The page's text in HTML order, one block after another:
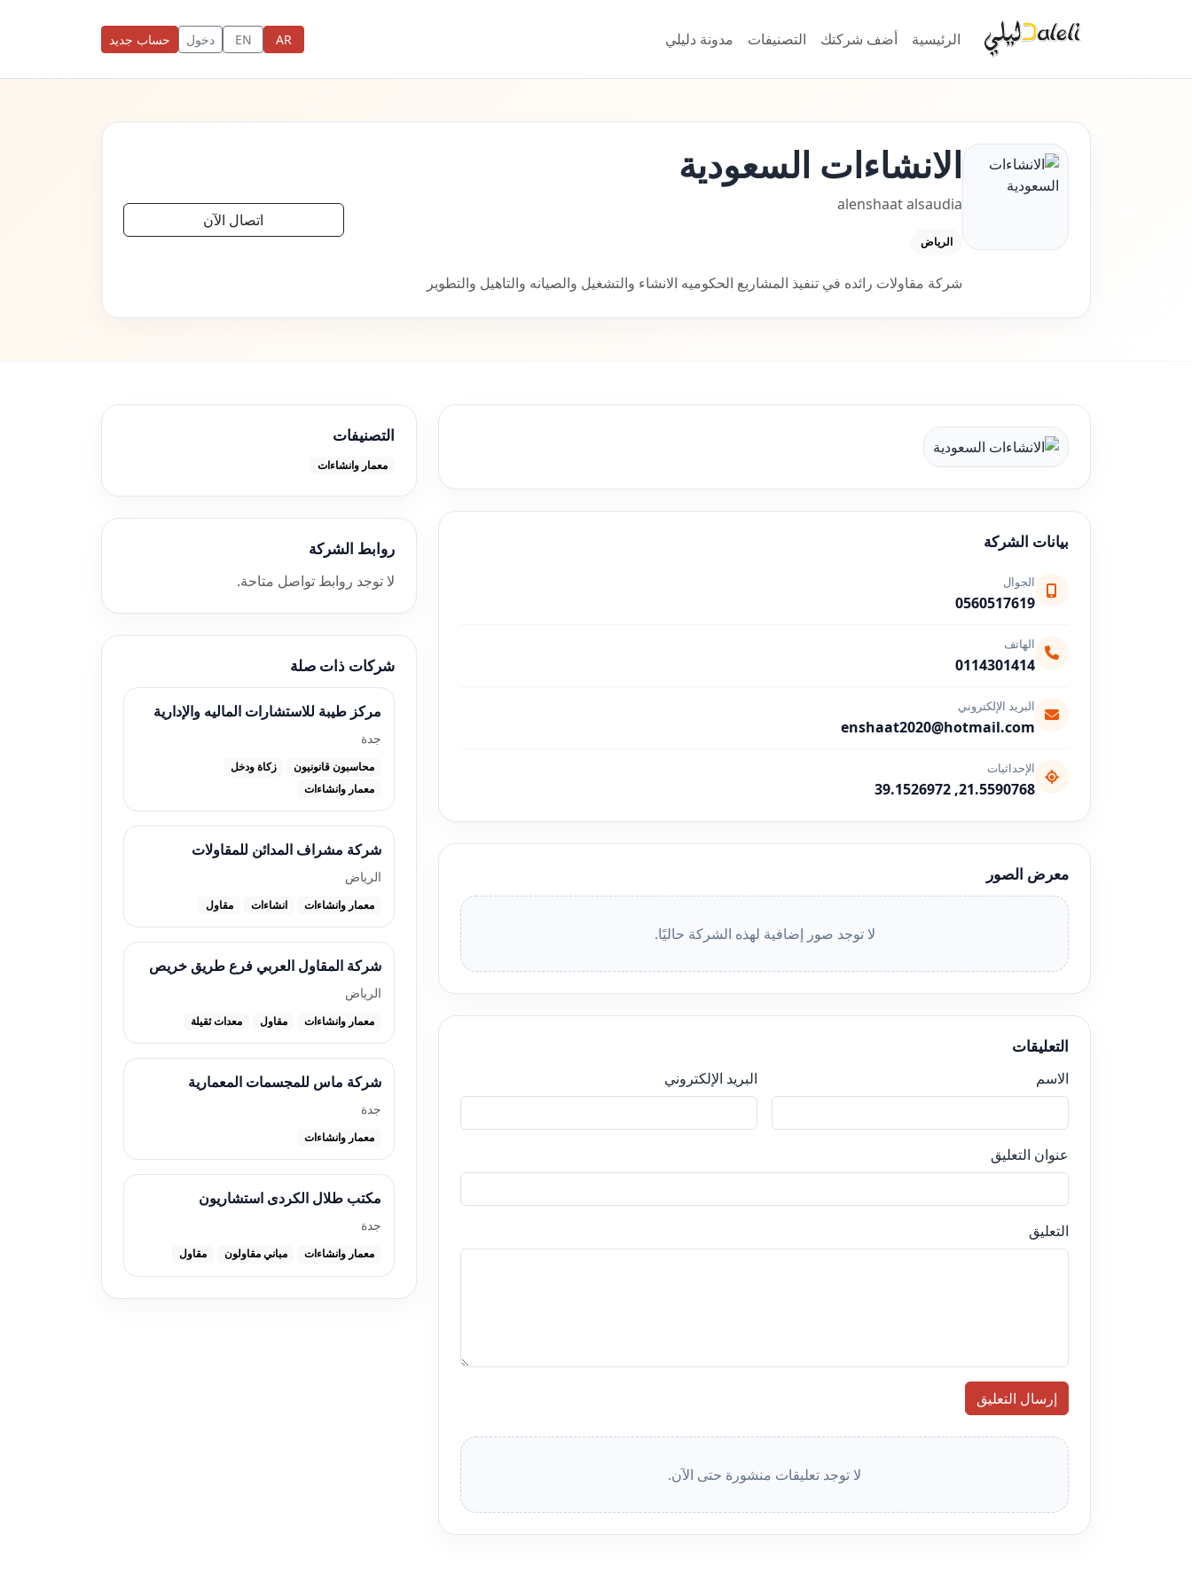
الرئيسية أضف شركتك التصنيفات مدونة دليلي AR
EN دخول حساب جديد
الانشاءات السعودية
alenshaat alsaudia
الرياض
شركة مقاولات رائده في تنفيذ المشاريع الحكوميه الانشاء والتشغيل والصيانه والتاهيل والتطوير
اتصال الآن
بيانات الشركة
الجوال
0560517619
الهاتف
0114301414
البريد الإلكتروني
enshaat2020@hotmail.com
الإحداثيات
21.5590768, 39.1526972
معرض الصور
لا توجد صور إضافية لهذه الشركة حاليًا.
التعليقات
الاسم البريد الإلكتروني
عنوان التعليق
التعليق
إرسال التعليق
لا توجد تعليقات منشورة حتى الآن.
التصنيفات
معمار وانشاءات
روابط الشركة
لا توجد روابط تواصل متاحة.
شركات ذات صلة
مركز طيبة للاستشارات الماليه والإدارية
جدة
محاسبون قانونيون
زكاة ودخل
معمار وانشاءات
شركة مشراف المدائن للمقاولات
الرياض
معمار وانشاءات انشاءات مقاول
شركة المقاول العربي فرع طريق خريص
الرياض
معمار وانشاءات مقاول معدات ثقيلة
شركة ماس للمجسمات المعمارية
جدة
معمار وانشاءات
مكتب طلال الكردى استشاريون
جدة
معمار وانشاءات مباني مقاولون مقاول